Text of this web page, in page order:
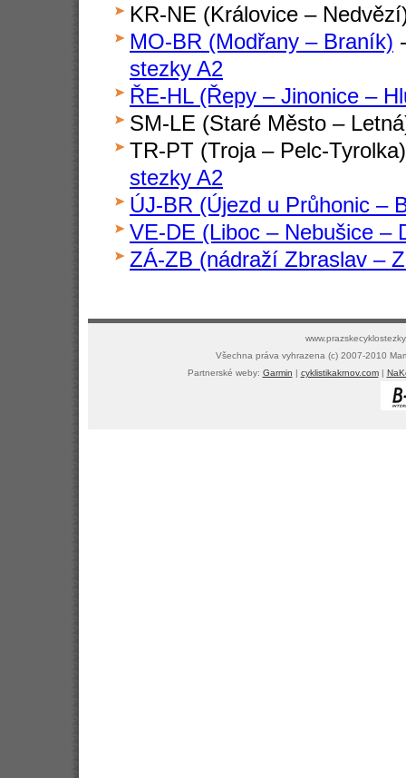
KR-NE (Královice –
MO-BR (Modřany – Braník)
stezky A2
ŘE-HL (Řepy – Jinonice –
SM-LE (Staré Město –
TR-PT (Troja – Pelc-
stezky A2
ÚJ-BR (Újezd u Průhonic –
VE-DE (Liboc – Nebušice –
ZÁ-ZB (nádraží Zbraslav –
Všechna práva vyhrazena (c) 2007-2010
Partnerské weby: Garmin | cyklistikakrnov.com|